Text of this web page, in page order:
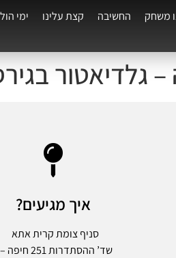
משחק החשיבה קצת עלינו ימי
גלדיאטור
איך מגיעים?
סניף צומת קרית אתא
שד’ ההסתדרות 251 חיפה –